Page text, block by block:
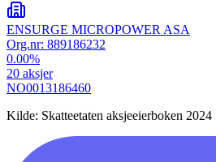
ENSURGE MICROPOWER ASA
Org.nr: 889186232
0.00%
20 aksjer
NO0013186460
Kilde: Skatteetaten aksjeeierboken 2024